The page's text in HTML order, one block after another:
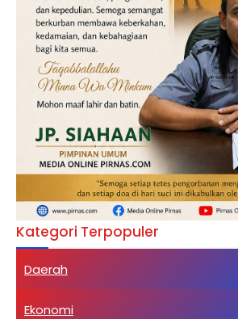
Kategori Terpopuler
Daerah
Ekonomi